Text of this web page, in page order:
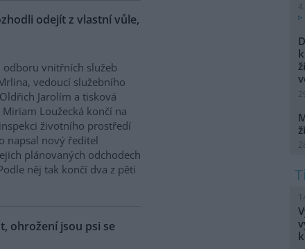
odejít z vlastní vůle,
odboru vnitřních služeb
vedoucí služebního
Jarolím a tisková
Loužecká končí na
životního prostředí
napsal nový ředitel
plánovaných odchodech
něj tak končí dva z pěti
ohrožení jsou psi se